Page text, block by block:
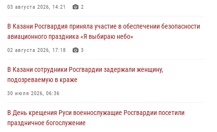
03 августа 2026, 14:21 2
В Казани Росгвардия приняла участие в обеспечении безопасности
авиационного праздника «Я выбираю небо»
02 августа 2026, 17:18 3
В Казани сотрудники Росгвардии задержали женщину,
подозреваемую в краже
30 июля 2026, 06:36
В День крещения Руси военнослужащие Росгвардии посетили
праздничное богослужение